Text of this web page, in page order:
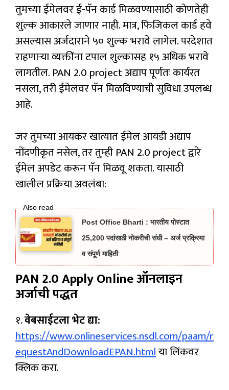
तुमच्या ईमेलवर ई-पॅन कार्ड मिळवण्यासाठी कोणतेही
शुल्क आकारले जाणार नाही. मात्र, फिजिकल कार्ड हवे
असल्यास अर्जदाराने ₹५० शुल्क भरावे लागेल. परदेशात
राहणाऱ्या व्यक्तींना टपाल शुल्कासह ₹१५ अधिक भरावे
लागतील. PAN 2.0 project अद्याप पूर्णतः कार्यरत
नसला, तरी ईमेलवर पॅन मिळविण्याची सुविधा उपलब्ध
आहे.
जर तुमच्या आयकर खात्यात ईमेल आयडी अद्याप
नोंदणीकृत नसेल, तर तुम्ही PAN 2.0 project द्वारे
ईमेल अपडेट करून पॅन मिळवू शकता. यासाठी
खालील प्रक्रिया अवलंबा:
Post Office Bharti : भारतीय पोस्टात
25,200 पदांसाठी नोकरीची संधी – अर्ज प्रक्रिया
व संपूर्ण माहिती
PAN 2.0 Apply Onlineऑनलाइन
अर्जाची पद्धत
१.वेबसाईटला भेट द्या:
https://www.onlineservices.nsdl.com/paam/r
equestAndDownloadEPAN.htmlया लिंकवर
क्लिक करा.